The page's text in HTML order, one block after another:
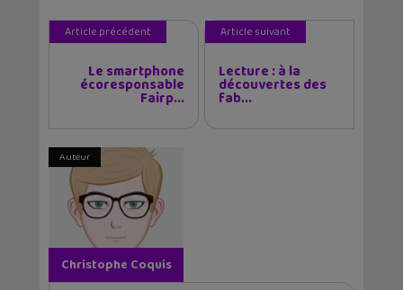
Article précédent
Le smartphone
écoresponsable
Fairp...
Article suivant
Lecture : à la
découvertes des
fab...
Auteur
Christophe Coquis